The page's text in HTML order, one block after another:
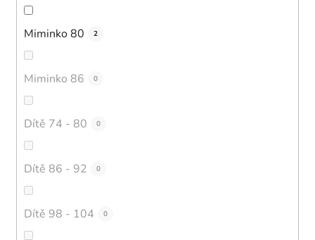
Miminko 80 2
Miminko 86 0
Dítě 74 - 80 0
Dítě 86 - 92 0
Dítě 98 - 104 0